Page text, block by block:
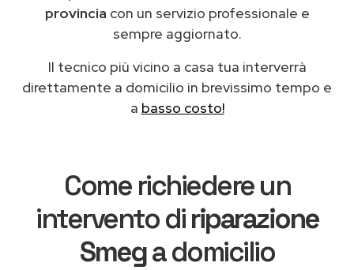
provincia con un servizio professionale e
sempre aggiornato.
Il tecnico più vicino a casa tua interverrà
direttamente a domicilio in brevissimo tempo e
a basso costo!
Come richiedere un
intervento diriparazione
Smega domicilio